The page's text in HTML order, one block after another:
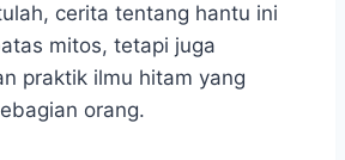
cerita tentang hantu ini
mitos, tetapi juga
praktik ilmu hitam yang
orang.